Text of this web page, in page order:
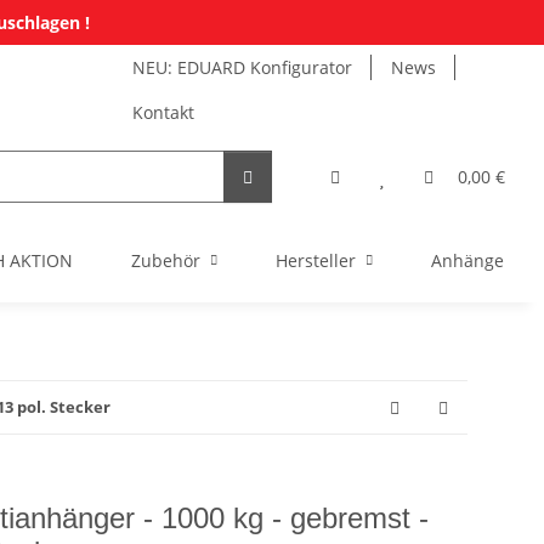
!
NEU: EDUARD Konfigurator
News
Kontakt
0,00 €
AKTION Zubehör Hersteller Anhänger
pol. Stecker
- 1000 kg - gebremst -